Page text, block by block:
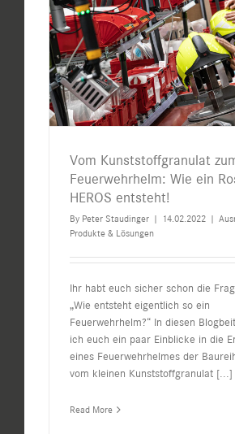
Vom Kunststoffgranulat
Feuerwehrhelm: Wie ein
HEROS entsteht!
By Peter Staudinger | 14.02.2022 |
Produkte & Lösungen
Ihr habt euch sicher schon die
„Wie entsteht eigentlich so ein
Feuerwehrhelm?“ In diesen
ich euch ein paar Einblicke in die
eines Feuerwehrhelmes der
vom kleinen Kunststoffgranulat [...]
Read More